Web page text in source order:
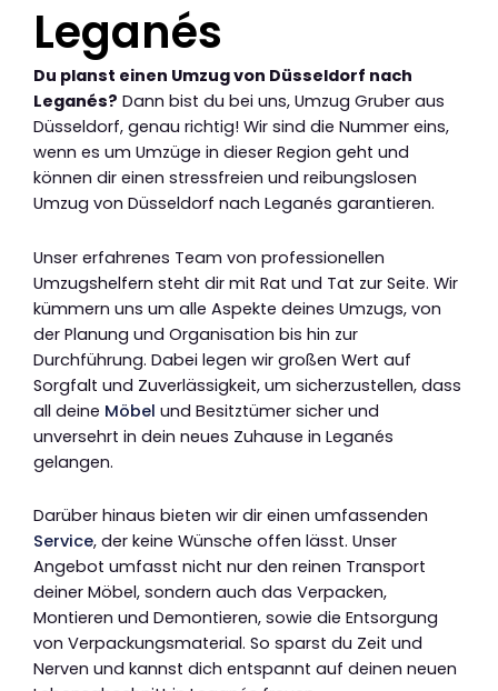
Leganés
Du planst einen Umzug von Düsseldorf nach
Leganés? Dann bist du bei uns, Umzug Gruber aus
Düsseldorf, genau richtig! Wir sind die Nummer eins,
wenn es um Umzüge in dieser Region geht und
können dir einen stressfreien und reibungslosen
Umzug von Düsseldorf nach Leganés garantieren.
Unser erfahrenes Team von professionellen
Umzugshelfern steht dir mit Rat und Tat zur Seite. Wir
kümmern uns um alle Aspekte deines Umzugs, von
der Planung und Organisation bis hin zur
Durchführung. Dabei legen wir großen Wert auf
Sorgfalt und Zuverlässigkeit, um sicherzustellen, dass
all deine Möbel und Besitztümer sicher und
unversehrt in dein neues Zuhause in Leganés
gelangen.
Darüber hinaus bieten wir dir einen umfassenden
Service, der keine Wünsche offen lässt. Unser
Angebot umfasst nicht nur den reinen Transport
deiner Möbel, sondern auch das Verpacken,
Montieren und Demontieren, sowie die Entsorgung
von Verpackungsmaterial. So sparst du Zeit und
Nerven und kannst dich entspannt auf deinen neuen